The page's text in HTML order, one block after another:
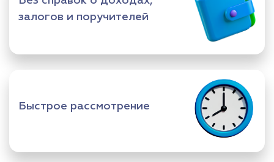
залогов и поручителей
Быстрое рассмотрение